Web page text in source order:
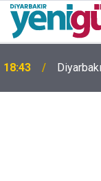
18:22